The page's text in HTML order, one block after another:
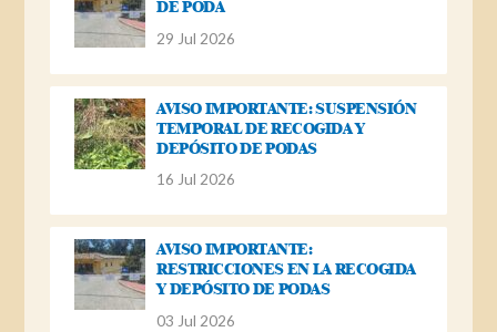
DE PODA
29 Jul 2026
AVISO IMPORTANTE: SUSPENSIÓN
TEMPORAL DE RECOGIDA Y
DEPÓSITO DE PODAS
16 Jul 2026
AVISO IMPORTANTE:
RESTRICCIONES EN LA RECOGIDA
Y DEPÓSITO DE PODAS
03 Jul 2026